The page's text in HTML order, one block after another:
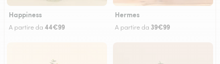
Happiness
A partire da 44€99
Hermes
A partire da 39€99